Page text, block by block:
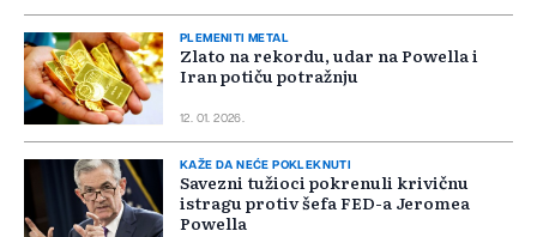
PLEMENITI METAL
Zlato na rekordu, udar na Powella i
Iran potiču potražnju
12. 01. 2026.
KAŽE DA NEĆE POKLEKNUTI
Savezni tužioci pokrenuli krivičnu
istragu protiv šefa FED-a Jeromea
Powella